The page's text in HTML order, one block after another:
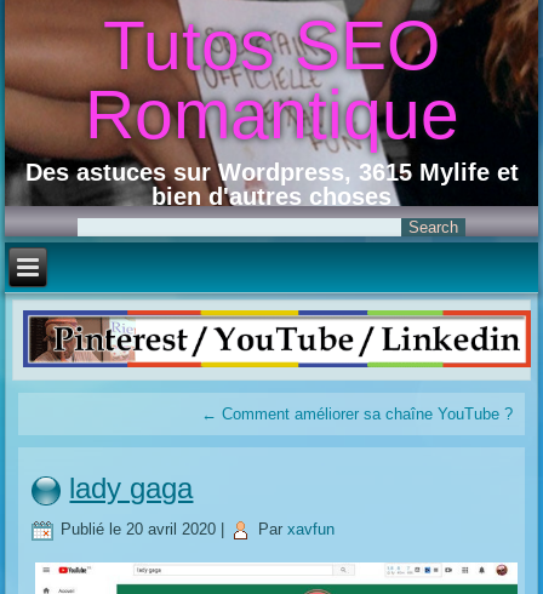
Tutos SEO
Romantique
Des astuces sur Wordpress, 3615 Mylife et
bien d'autres choses
← Comment améliorer sa chaîne YouTube ?
lady gaga
Publié le 20 avril 2020 Par xavfun